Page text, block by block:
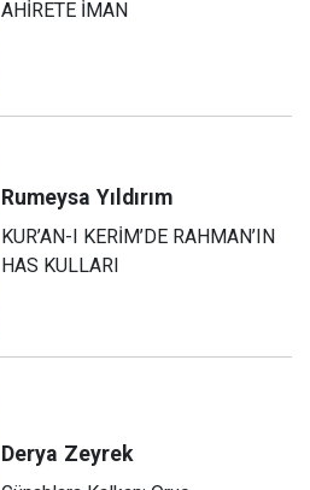
AHİRETE İMAN
Rumeysa Yıldırım
KUR’AN-I KERİM’DE RAHMAN’IN
HAS KULLARI
Derya Zeyrek